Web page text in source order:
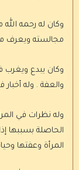
وكان له رحمه
مجالسته ويعرف
وكان يبدع ويغرب
والعفة . وله
وله نظرات في
الحاصلة بسببها
المرأة وعفتها